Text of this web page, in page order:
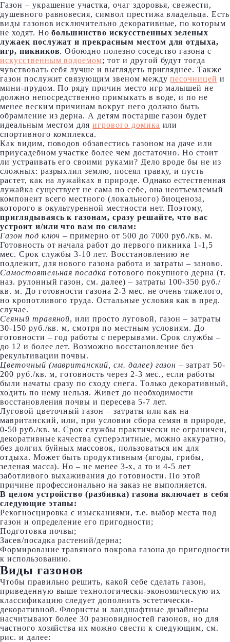
Газон – украшение участка, очаг здоровья, свежести,
душевного равновесия, символ престижа владельца. Есть
виды газонов исключительно декоративные, по которым
не ходят. Нобольшинство искусственных зеленых
лужаек послужат и прекрасным местом для отдыха,
игр, пикников. Обоюдно полезно соседство газона с
искусственным водоемом; тот и другой будут тогда
чувствовать себя лучше и выглядеть пригляднее. Также
газон послужит связующим звеном междупесочницей и
мини-прудом. По ряду причин место игр малышей не
должно непосредственно примыкать в воде, и по не
менее веским причинам вокруг него должно быть
обрамление из дерна. А детям постарше газон будет
идеальным местом дляигрового домика или
спортивного комплекса.
Как видим, поводов обзавестись газоном на даче или
приусадебном участке более чем достаточно. Но стоит
ли устраивать его своими руками? Дело вроде бы не из
сложных: разрыхлил землю, посеял травку, и пусть
растет, как на лужайках в природе. Однако естественная
лужайка существует не сама по себе, она неотъемлемый
компонент всего местного (локального) биоценоза,
которого в окультуренной местности нет. Поэтому,
приглядываясь к газонам, сразу решайте, что вас
устроит и/или что вам по силам:
Газон под ключ – примерно от 500 до 7000 руб./кв. м.
Готовность от начала работ до первого пикника 1-1,5
мес. Срок службы 3-10 лет. Восстановлению не
подлежит, для нового газона работа и затраты – заново.
Самостоятельная посадка готового покупного дерна (т.
наз. рулонный газон, см. далее) – затраты 100-350 руб./
кв. м. До готовности газона 2-3 мес. не очень тяжелого,
но кропотливого труда. Остальные условия как в пред.
случае.
Сеяный травяной, или просто луговой, газон – затраты
30-150 руб./кв. м, смотря по местным условиям. До
готовности – год работы с перерывами. Срок службы –
до 12 и более лет. Возможно восстановление без
рекультивации почвы.
Цветочный (мавританский, см. далее) газон – затрат 50-
200 руб./кв. м, готовность через 2-3 мес., если работы
были начаты сразу по сходу снега. Только декоративный,
ходить по нему нельзя. Живет до необходимости
восстановления почвы и пересева 5-7 лет.
Луговой цветочный газон – затраты или как на
мавританский, или, при условии сбора семян в природе,
0-50 руб./кв. м. Срок службы практически не ограничен,
декоративные качества суперэлитные, можно аккуратно,
без долгих буйных массовок, пользоваться им для
отдыха. Может быть продуктивным (ягоды, грибы,
зеленая масса). Но – не менее 3-х, а то и 4-5 лет
заботливого выхаживания до готовности. По этой
причине профессионально на заказ не выполняется.
В целом устройство (разбивка) газона включает в себя
следующие этапы:
Рекогносцировка с изысканиями, т.е. выбор места под
газон и определение его пригодности;
Подготовка почвы;
Засев/посадка растений/дерна;
Формирование травяного покрова газона до пригодности
к использованию.
Виды газонов
Чтобы правильно решить, какой себе сделать газон,
приведенную выше технологически-экономическую их
классификацию следует дополнить эстетически-
декоративной. Флористы и ландшафтные дизайнеры
насчитывают более 30 разновидностей газонов, но для
частного хозяйства их можно свести к следующим, см.
рис. и далее: